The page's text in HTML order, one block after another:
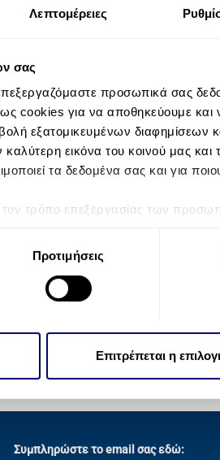
Λεπτομέρειες
σας
προσωπικά σας
cookies για να αποθηκεύουμε
εξατομικευμένων διαφημίσεων
καλύτερη εικόνα του κοινού μας
τα δεδομένα σας και για
τρόπο επεξεργασίας των
περιεχομένου και
τους.
Προτιμήσεις
Επιτρέπεται η
Συμπληρώστε το email σας εδώ: